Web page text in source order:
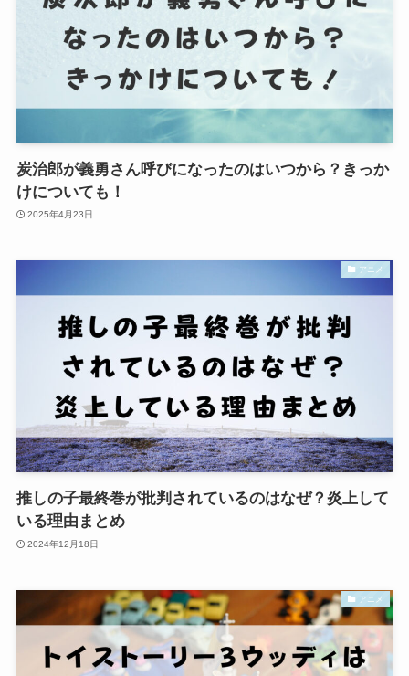
炭治郎が義勇さん呼びになったのはいつから？きっか
けについても！
2025年4月23日
アニメ
推しの子最終巻が批判されているのはなぜ？炎上して
いる理由まとめ
2024年12月18日
アニメ